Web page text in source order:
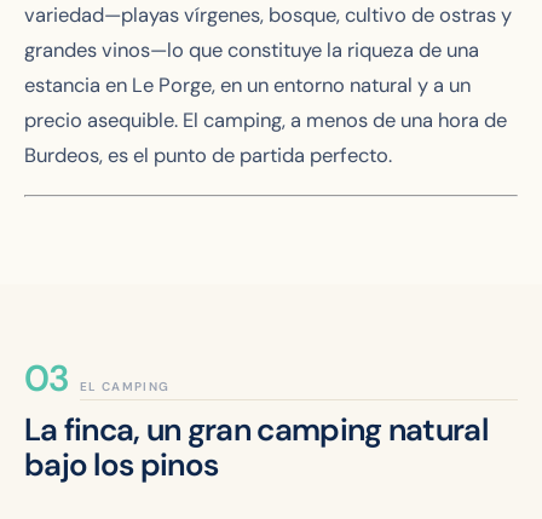
variedad—playas vírgenes, bosque, cultivo de ostras y
grandes vinos—lo que constituye la riqueza de una
estancia en Le Porge, en un entorno natural y a un
precio asequible. El camping, a menos de una hora de
Burdeos, es el punto de partida perfecto.
EL CAMPING
La finca, un gran camping natural
bajo los pinos